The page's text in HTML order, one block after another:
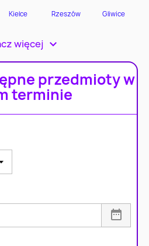
więcej >
przedmioty w
terminie